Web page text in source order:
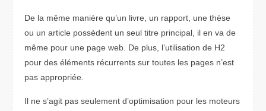
De la même manière qu’un livre, un rapport, une thèse
ou un article possèdent un seul titre principal, il en va de
même pour une page web. De plus, l’utilisation de H2
pour des éléments récurrents sur toutes les pages n’est
pas appropriée.
Il ne s’agit pas seulement d’optimisation pour les moteurs